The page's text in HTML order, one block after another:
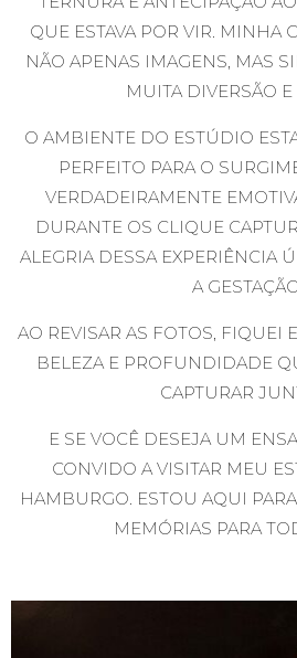
QUE ESTAVA POR VIR. MINHA
NÃO APENAS IMAGENS, MAS
MUITA DIVERSÃO E
O AMBIENTE DO ESTÚDIO
PERFEITO PARA O
VERDADEIRAMENTE
DURANTE OS CLIQUE
ALEGRIA DESSA EXPERIÊNCIA
A
AO REVISAR AS FOTOS, FIQUEI
BELEZA E PROFUNDIDADE
CAPTURAR
E SE VOCÊ DESEJA UM
CONVIDO A VISITAR MEU
HAMBURGO. ESTOU AQUI
MEMÓRIAS PARA